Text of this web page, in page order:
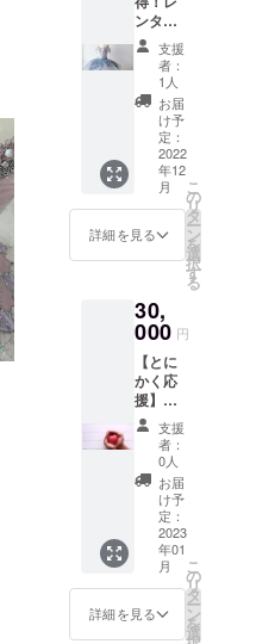
なりま
すの
で、ご
了承く
ださ
い。
にご入
力頂い
たアド
レスへ
お送り
する予
定で
す。 ※
衣裳の
一覧、
サイズ
ては当
ブラン
くださ
い。 ※
通常の
注文も
含め、
注文を
いただ
いた順
に受注
いたし
ますの
で、ご
希望の
日時に
添えな
もござ
を郵送
いたし
ます。
(有効期
限：
2023年
1月1日
~2023
年12月
31日) ・
お礼の
セージ
をメー
させて
いただ
きま
す。 ☆
お届け
予定：
・利用
チケッ
トを
2022年
12月下
旬より
順次お
届けす
る予定
その後
ご注文
裳が利
用でき
るチ
ケット
を郵送
いたし
ます。
・お礼
のメッ
セージ
をメー
ルにて
お送り
す。 ☆
お届け
予定：
・利用
チケッ
トを
2023年
8月より
順次お
届けす
る予定
です。
その後
ご注文
する際
示いた
だく形
メン
ション
いたし
ます。
心を込
めて、
ストー
リーズ
ページ
をお作
りし、
支援者
HPなど
のURL
を掲載
させて
いただ
きま
す！ ☆
リター
ン内
容： ・
インス
タグラ
ムのス
トー
リーズ
ハイラ
イトで
ンタル
衣裳利
用チ
ケッ
ト】 ☆
レンタ
ル衣裳
チケッ
トを使
えるの
が来年
の8月か
らでは
間に合
という
方！
チュ
チュ工
房ペア
テの
12,000
~20,000
円のレ
ンタル
衣裳
を、
2023年
1月から
11,000
円でレ
支援
者：
1人
お届
け予
定：
2022
年12
月
詳細を見る
こ
の
リ
タ
ー
ン
を
選
択
す
る
30,
000 円
【とに
かく応
援】
「ペア
テをと
にかく
応援し
い！」
そんな
素敵な
方はこ
ちらを
お願い
いたし
支援
者：
0人
お届
け予
定：
2023
年01
月
詳細を見る
こ
の
リ
タ
ー
ン
を
選